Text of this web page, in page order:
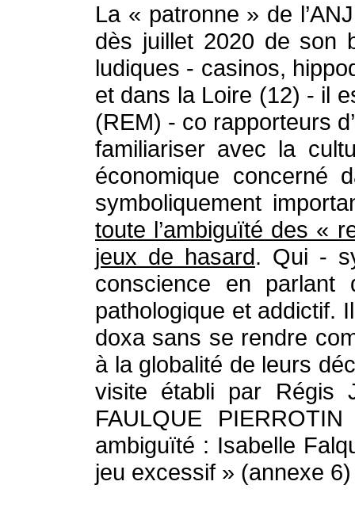
La « patronne » de
dès juillet 2020 de son
ludiques - casinos,
et dans la Loire (12) - il
(REM) - co rapporteurs
familiariser avec la
économique concerné
symboliquement
toute l’ambiguïté des «
jeux de hasard. Qui -
conscience en
pathologique et addictif.
doxa sans se rendre
à la globalité de leurs
visite établi par Régis
FAULQUE
ambiguïté : Isabelle
jeu excessif » (annexe 6)